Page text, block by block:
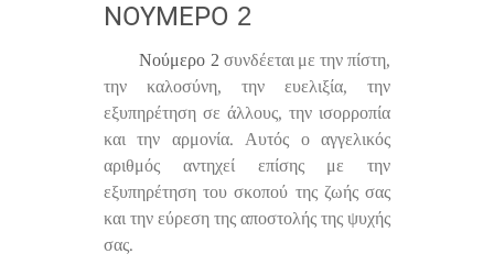
ΝΟΎΜΕΡΟ 2
Νούμερο 2 συνδέεται με την πίστη,
την καλοσύνη, την ευελιξία, την
εξυπηρέτηση σε άλλους, την ισορροπία
και την αρμονία. Αυτός ο αγγελικός
αριθμός αντηχεί επίσης με την
εξυπηρέτηση του σκοπού της ζωής σας
και την εύρεση της αποστολής της ψυχής
σας.